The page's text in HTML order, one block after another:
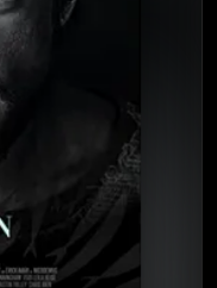
请反馈